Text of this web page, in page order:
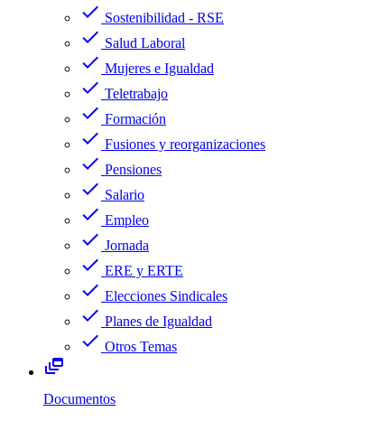
check Sostenibilidad - RSE
check Salud Laboral
check Mujeres e Igualdad
check Teletrabajo
check Formación
check Fusiones y reorganizaciones
check Pensiones
check Salario
check Empleo
check Jornada
check ERE y ERTE
check Elecciones Sindicales
check Planes de Igualdad
check Otros Temas
dynamic_feed
Documentos